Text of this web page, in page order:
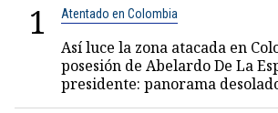
1 Atentado en Colombia
Así luce la zona atacada en
posesión de Abelardo De La
presidente: panorama